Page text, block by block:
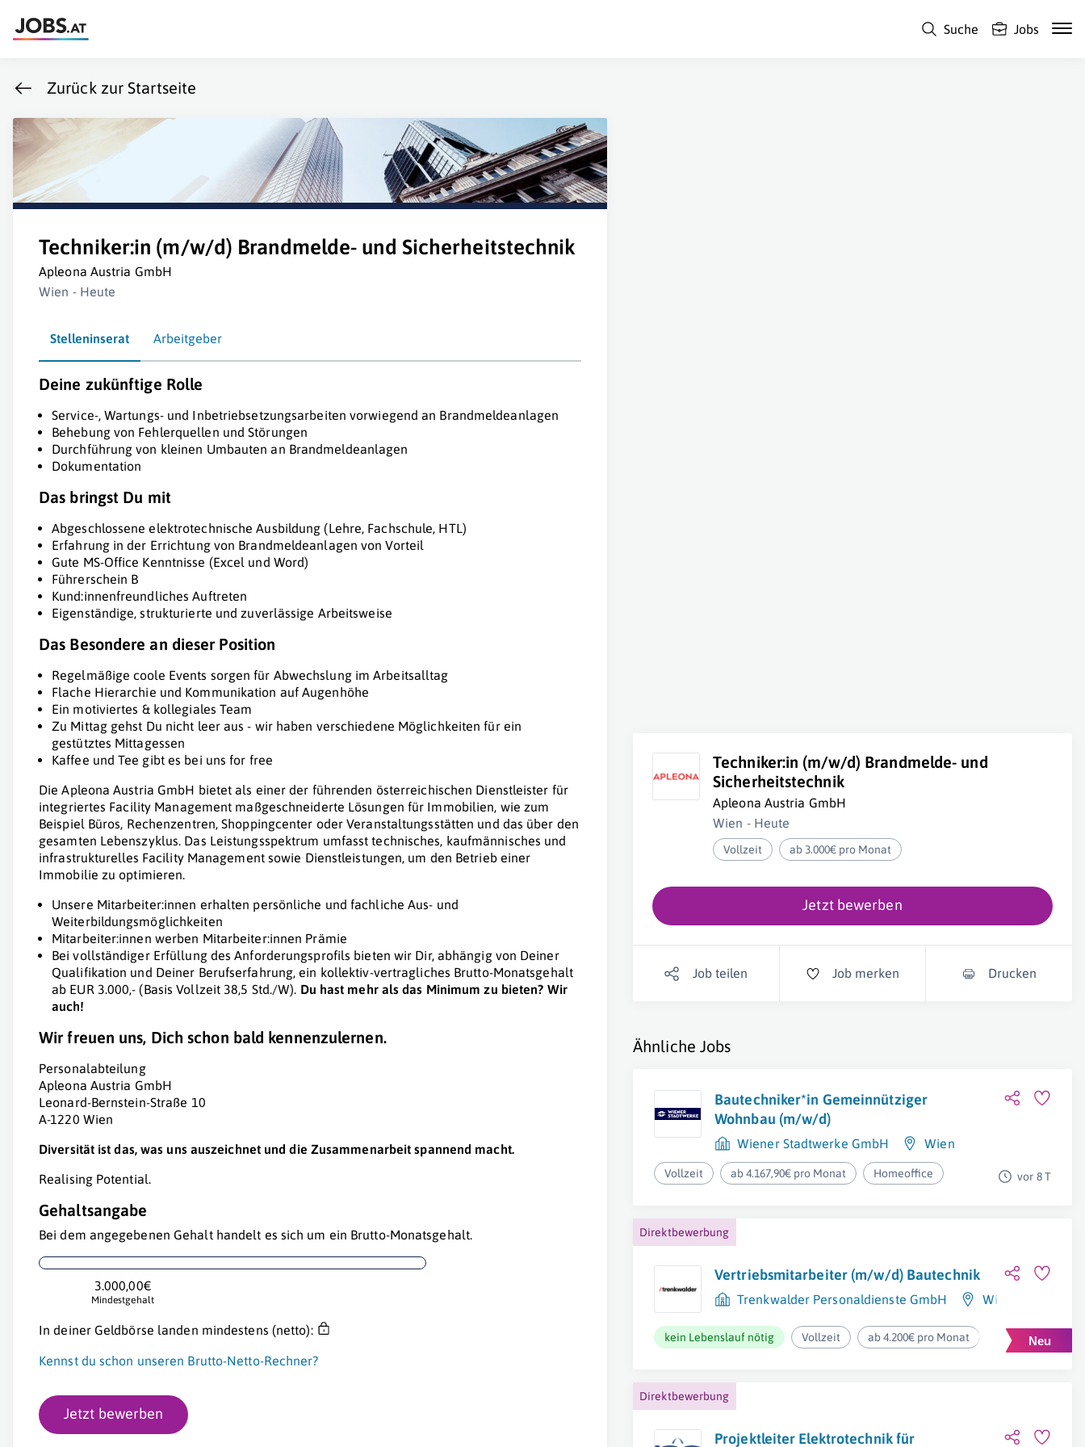
Suche Jobs
Zurück zur Startseite
Techniker:in (m/w/d) Brandmelde- und Sicherheitstechnik
Apleona Austria GmbH
Wien - Heute
Stelleninserat Arbeitgeber
Deine zukünftige Rolle
Service-, Wartungs- und Inbetriebsetzungsarbeiten vorwiegend an Brandmeldeanlagen
Behebung von Fehlerquellen und Störungen
Durchführung von kleinen Umbauten an Brandmeldeanlagen
Dokumentation
Das bringst Du mit
Abgeschlossene elektrotechnische Ausbildung (Lehre, Fachschule, HTL)
Erfahrung in der Errichtung von Brandmeldeanlagen von Vorteil
Gute MS-Office Kenntnisse (Excel und Word)
Führerschein B
Kund:innenfreundliches Auftreten
Eigenständige, strukturierte und zuverlässige Arbeitsweise
Das Besondere an dieser Position
Regelmäßige coole Events sorgen für Abwechslung im Arbeitsalltag
Flache Hierarchie und Kommunikation auf Augenhöhe
Ein motiviertes & kollegiales Team
Zu Mittag gehst Du nicht leer aus - wir haben verschiedene Möglichkeiten für ein
gestütztes Mittagessen
Kaffee und Tee gibt es bei uns for free
Die Apleona Austria GmbH bietet als einer der führenden österreichischen Dienstleister für
integriertes Facility Management maßgeschneiderte Lösungen für Immobilien, wie zum
Beispiel Büros, Rechenzentren, Shoppingcenter oder Veranstaltungsstätten und das über den
gesamten Lebenszyklus. Das Leistungsspektrum umfasst technisches, kaufmännisches und
infrastrukturelles Facility Management sowie Dienstleistungen, um den Betrieb einer
Immobilie zu optimieren.
Unsere Mitarbeiter:innen erhalten persönliche und fachliche Aus- und
Weiterbildungsmöglichkeiten
Mitarbeiter:innen werben Mitarbeiter:innen Prämie
Bei vollständiger Erfüllung des Anforderungsprofils bieten wir Dir, abhängig von Deiner
Qualifikation und Deiner Berufserfahrung, ein kollektiv-vertragliches Brutto-Monatsgehalt
ab EUR 3.000,- (Basis Vollzeit 38,5 Std./W). Du hast mehr als das Minimum zu bieten? Wir
auch!
Wir freuen uns, Dich schon bald kennenzulernen.
Personalabteilung
Apleona Austria GmbH
Leonard-Bernstein-Straße 10
A-1220 Wien
Diversität ist das, was uns auszeichnet und die Zusammenarbeit spannend macht.
Realising Potential.
Gehaltsangabe
Bei dem angegebenen Gehalt handelt es sich um ein Brutto-Monatsgehalt.
3.000,00€
Mindestgehalt
In deiner Geldbörse landen mindestens (netto):
Kennst du schon unseren Brutto-Netto-Rechner?
Jetzt bewerben
Techniker:in (m/w/d) Brandmelde- und
Sicherheitstechnik
Apleona Austria GmbH
Wien - Heute
Vollzeit ab 3.000€ pro Monat
Jetzt bewerben
Job teilen Job merken Drucken
Ähnliche Jobs
Bautechniker*in Gemeinnütziger
Wohnbau (m/w/d)
Wiener Stadtwerke GmbH Wien
Vollzeit ab 4.167,90€ pro Monat Homeoffice vor 8 T
Direktbewerbung
Vertriebsmitarbeiter (m/w/d) Bautechnik
Trenkwalder Personaldienste GmbH Wien
kein Lebenslauf nötig Vollzeit ab 4.200€ pro Monat
Direktbewerbung
Projektleiter Elektrotechnik für